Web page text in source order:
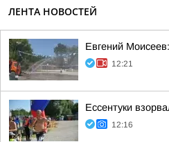
ЛЕНТА НОВОСТЕЙ
Евгений
12:21
Ессентуки
12:16